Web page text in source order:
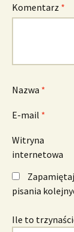
Komentarz *
Nazwa *
E-mail *
Witryna
internetowa
pisania
Ile to